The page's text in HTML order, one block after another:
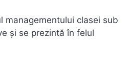
managementului clasei sub
şi se prezintă în felul